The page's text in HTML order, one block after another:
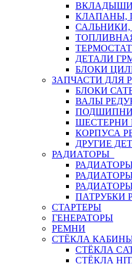
ВКЛАДЫШИ
КЛАПАНЫ,
ДЕТАЛИ
БЛОКИ
ЗАПЧАСТИ ДЛЯ
БЛОКИ
ВАЛЫ
ШЕСТЕРНИ
КОРПУСА
ДРУГИЕ
РАДИАТОРЫ
РАДИАТОРЫ
РАДИАТОРЫ
РАДИАТОРЫ
ПАТРУБКИ
СТАРТЕРЫ
ГЕНЕРАТОРЫ
РЕМНИ
СТЁКЛА
СТЁКЛА
СТЁКЛА